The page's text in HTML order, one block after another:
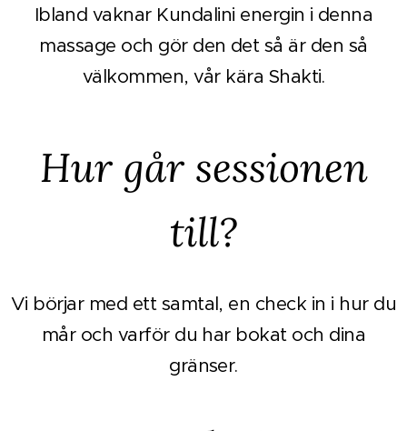
Ibland vaknar Kundalini energin i denna
massage och gör den det så är den så
välkommen, vår kära Shakti.
Hur går sessionen
till?
Vi börjar med ett samtal, en check in i hur du
mår och varför du har bokat och dina
gränser.